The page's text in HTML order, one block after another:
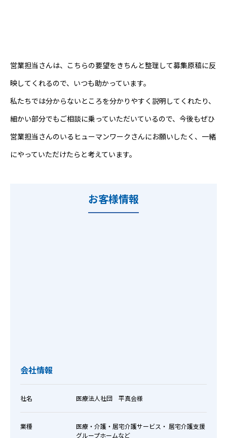
営業担当さんは、こちらの要望をきちんと整理して募集原稿に反
映してくれるので、いつも助かっています。
私たちでは分からないところを分かりやすく説明してくれたり、
細かい部分でもご相談に乗っていただいているので、今後もぜひ
営業担当さんのいるヒューマンワークさんにお願いしたく、一緒
にやっていただけたらと考えています。
お客様情報
会社情報
社名 医療法人社団 平真会様
業種
医療・介護・居宅介護サービス・ 居宅介護支援
グループホームなど